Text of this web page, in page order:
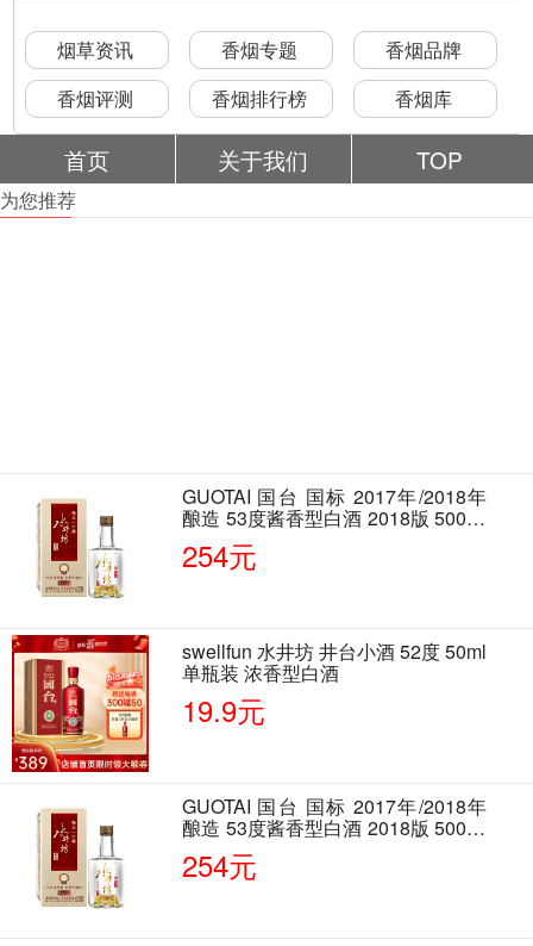
烟草资讯 香烟专题
香烟品牌
香烟评测
香烟排行榜 香烟库
首页 关于我们 TOP
为您推荐
GUOTAI 国台 国标 2017年/2018年
酿造 53度酱香型白酒 2018版 500ml
单瓶装
254元
swellfun 水井坊 井台小酒 52度 50ml
单瓶装 浓香型白酒
19.9元
GUOTAI 国台 国标 2017年/2018年
酿造 53度酱香型白酒 2018版 500ml
单瓶装
254元